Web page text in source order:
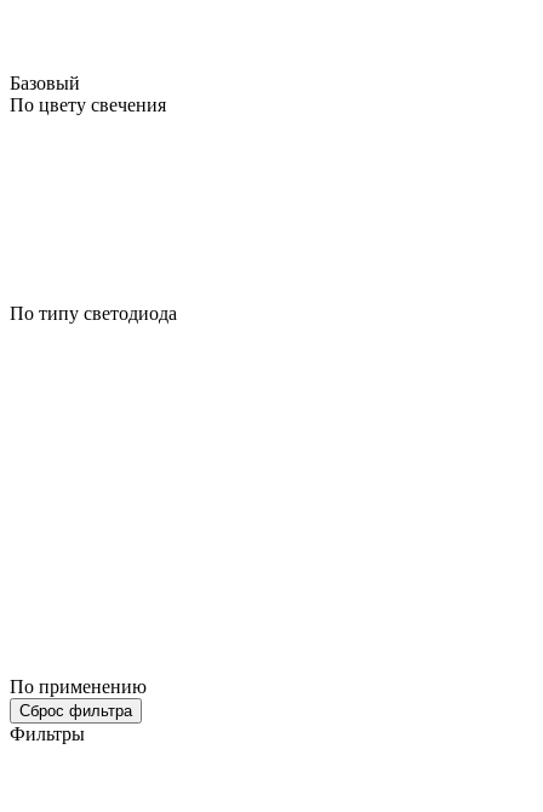
Базовый
По цвету свечения
По типу светодиода
По применению
Сброс фильтра
Фильтры